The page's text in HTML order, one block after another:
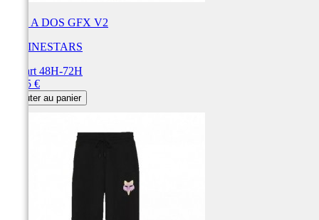
SAC A DOS GFX V2
ALPINESTARS
Départ 48H-72H
84,95 €
Ajouter au panier